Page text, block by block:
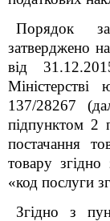
Порядок
затверджено
від
137/28267
підпунктом
постачання
товару
«код послуги
Згідно з